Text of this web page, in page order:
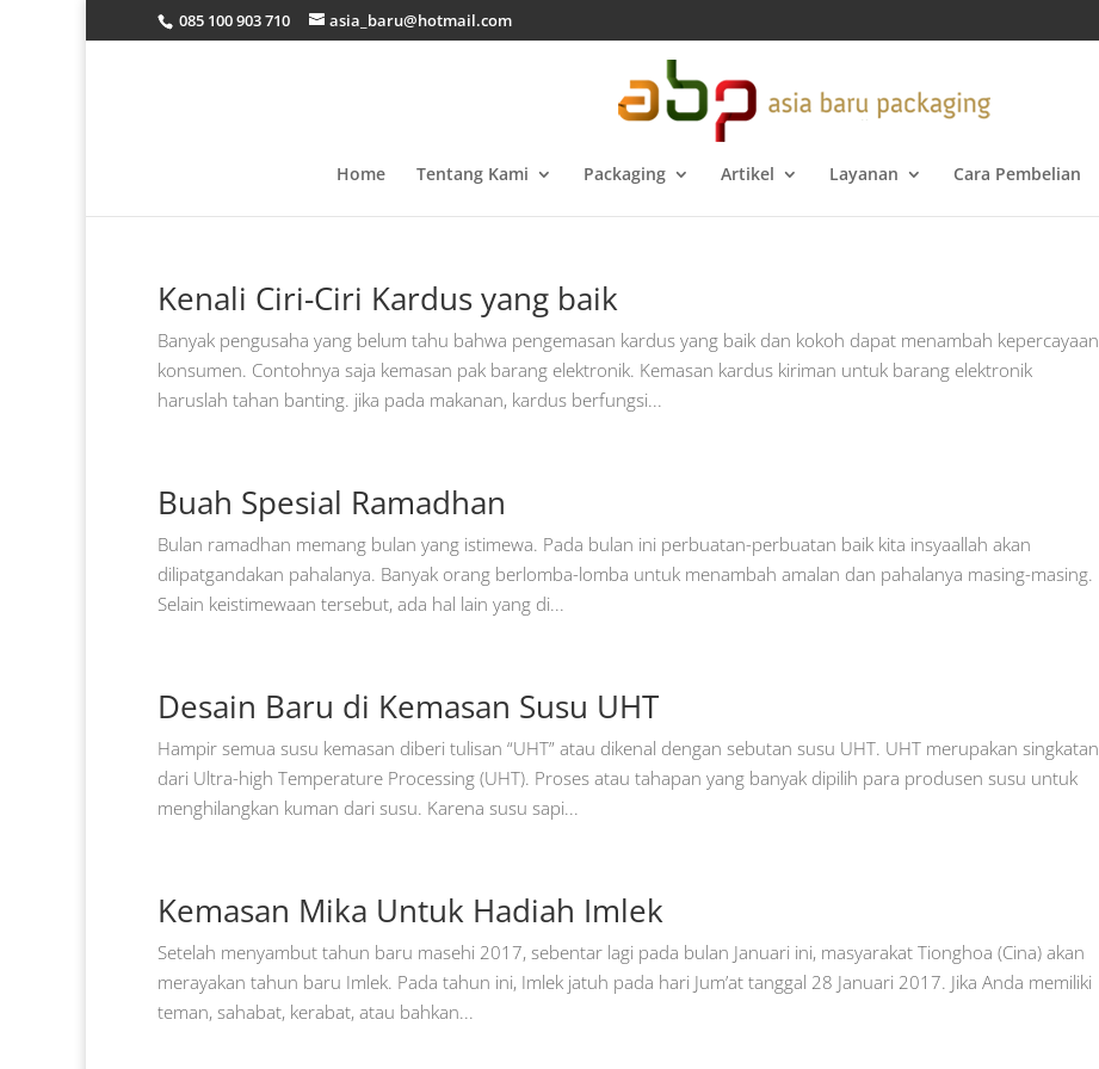
085 100 903 710 asia_baru@hotmail.com
Home Tentang Kami Packaging Artikel Layanan Cara Pembelian
Kenali Ciri-Ciri Kardus yang baik
Banyak pengusaha yang belum tahu bahwa pengemasan kardus yang baik dan kokoh dapat menambah kepercayaan
konsumen. Contohnya saja kemasan pak barang elektronik. Kemasan kardus kiriman untuk barang elektronik
haruslah tahan banting. jika pada makanan, kardus berfungsi...
Buah Spesial Ramadhan
Bulan ramadhan memang bulan yang istimewa. Pada bulan ini perbuatan-perbuatan baik kita insyaallah akan
dilipatgandakan pahalanya. Banyak orang berlomba-lomba untuk menambah amalan dan pahalanya masing-masing.
Selain keistimewaan tersebut, ada hal lain yang di...
Desain Baru di Kemasan Susu UHT
Hampir semua susu kemasan diberi tulisan “UHT” atau dikenal dengan sebutan susu UHT. UHT merupakan singkatan
dari Ultra-high Temperature Processing (UHT). Proses atau tahapan yang banyak dipilih para produsen susu untuk
menghilangkan kuman dari susu. Karena susu sapi...
Kemasan Mika Untuk Hadiah Imlek
Setelah menyambut tahun baru masehi 2017, sebentar lagi pada bulan Januari ini, masyarakat Tionghoa (Cina) akan
merayakan tahun baru Imlek. Pada tahun ini, Imlek jatuh pada hari Jum’at tanggal 28 Januari 2017. Jika Anda memiliki
teman, sahabat, kerabat, atau bahkan...